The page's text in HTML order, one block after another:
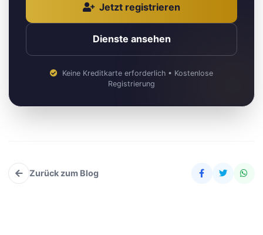
Jetzt registrieren
Dienste ansehen
Keine Kreditkarte erforderlich • Kostenlose
Registrierung
Zurück zum Blog